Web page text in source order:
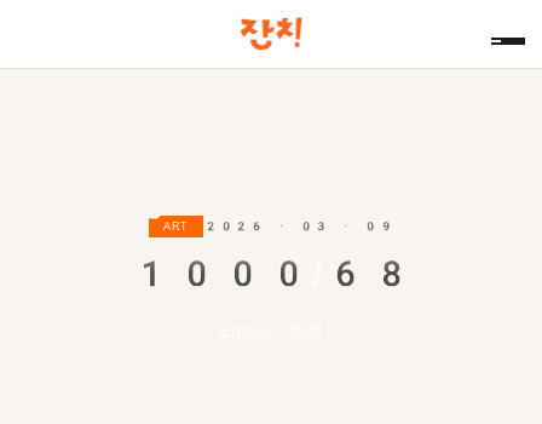
ART 2026 · 03 · 09
1000 68